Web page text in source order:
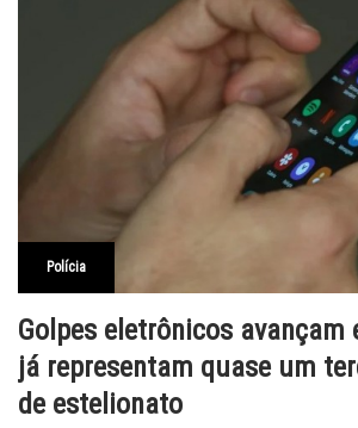
Polícia
Golpes eletrônicos avançam
já representam quase um
de estelionato